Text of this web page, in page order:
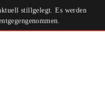
stillgelegt. Es werden